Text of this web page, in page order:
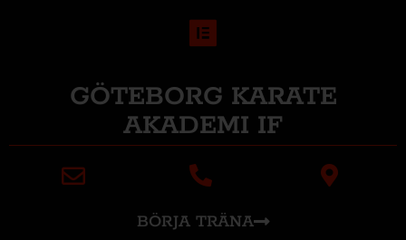
GÖTEBORG KARATE
AKADEMI IF
BÖRJA TRÄNA